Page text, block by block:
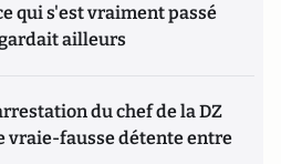
qui s'est vraiment passé
ailleurs
du chef de la DZ
vraie-fausse détente entre